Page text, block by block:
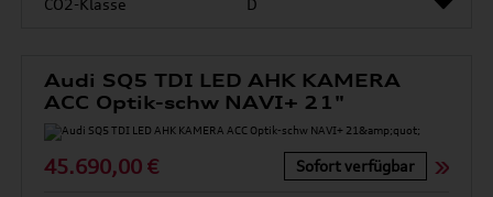
CO2-Klasse
D
Audi SQ5 TDI LED AHK KAMERA
ACC Optik-schw NAVI+ 21"
45.690,00 € Sofort verfügbar